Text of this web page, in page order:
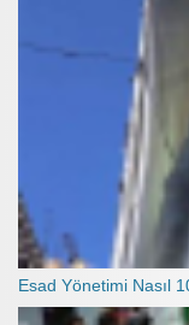
Esad Yönetimi Nasıl